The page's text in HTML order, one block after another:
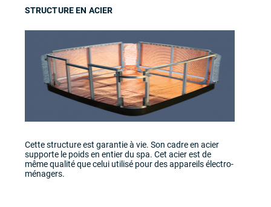
STRUCTURE EN ACIER
Cette structure est garantie à vie. Son cadre en acier
supporte le poids en entier du spa. Cet acier est de
même qualité que celui utilisé pour des appareils électro-
ménagers.